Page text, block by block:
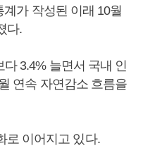
가 작성된 이래 10월
다.
3.4% 늘면서 국내 인
연속 자연감소 흐름을
로 이어지고 있다.